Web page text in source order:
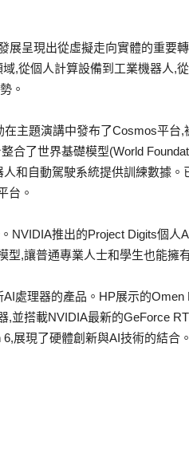
展呈現出從虛擬走向實體的重要
,從個人計算設備到工業機器人,
。
主題演講中發布了Cosmos平台
合了世界基礎模型(World
和自動駕駛系統提供訓練數據。
台。
NVIDIA推出的Project Digits個人
型,讓普通專業人士和學生也能擁
處理器的產品。HP展示的
,並搭載NVIDIA最新的GeForce
展現了硬體創新與AI技術的結合。